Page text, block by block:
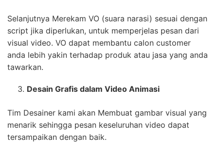
Selanjutnya Merekam VO (suara narasi) sesuai dengan
script jika diperlukan, untuk memperjelas pesan dari
visual video. VO dapat membantu calon customer
anda lebih yakin terhadap produk atau jasa yang anda
tawarkan.
Desain Grafis dalam Video Animasi
Tim Desainer kami akan Membuat gambar visual yang
menarik sehingga pesan keseluruhan video dapat
tersampaikan dengan baik.